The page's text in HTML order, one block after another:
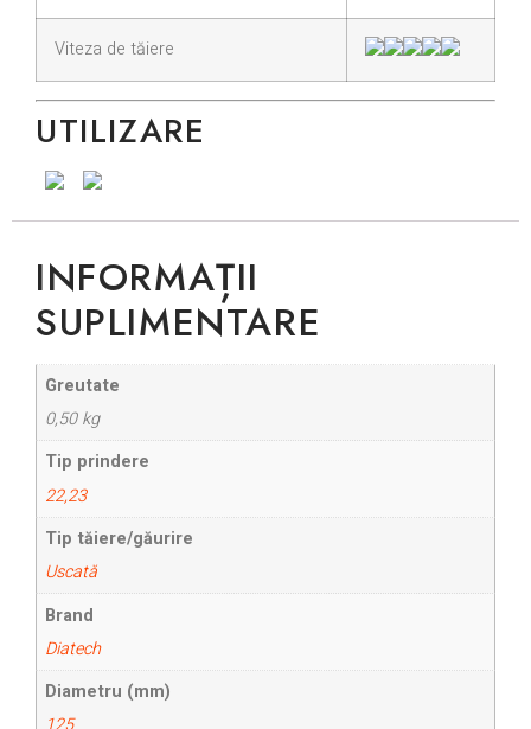
Viteza de tăiere
UTILIZARE
INFORMAȚII
SUPLIMENTARE
Greutate
0,50 kg
Tip prindere
22,23
Tip tăiere/găurire
Uscată
Brand
Diatech
Diametru (mm)